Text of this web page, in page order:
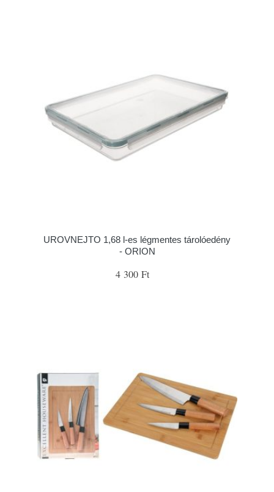
UROVNEJTO 1,68 l-es légmentes tárolóedény
- ORION
4 300 Ft